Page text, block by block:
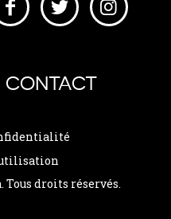
CONTACT
droits réservés.